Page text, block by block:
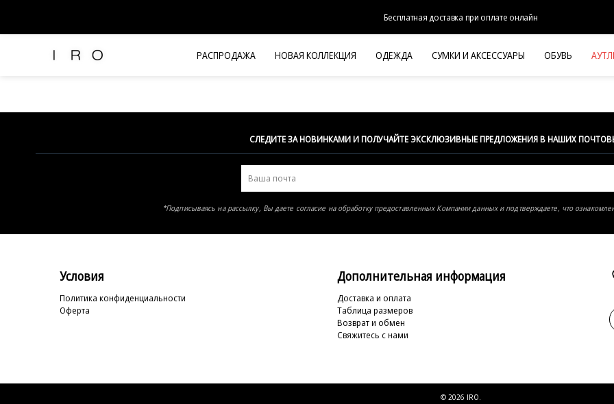
Бесплатная доставка при оплате онлайн
РАСПРОДАЖА НОВАЯ КОЛЛЕКЦИЯ ОДЕЖДА
Юбки и шорты
Футболки
Верхняя одежда
Трикотаж
Вся одежда
КОЖА
ДЕНИМ
ДЛЯ НЕГО
HALINE
СУМКИ И АКСЕССУАРЫ ОБУВЬ
Элемент не найден
СЛЕДИТЕ ЗА НОВИНКАМИ И ПОЛУЧАЙТЕ ЭКСКЛЮЗИВНЫЕ ПРЕДЛОЖЕНИЯ В НАШИХ
*Подписываясь на рассылку, Вы даете согласие на обработку предоставленных Компании данных и подтверждаете, что
Условия
Политика конфиденциальности
Оферта
Дополнительная информация
Доставка и оплата
Таблица размеров
Возврат и обмен
Свяжитесь с нами
© 2026 IRO.